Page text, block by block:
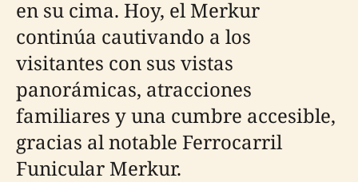
en su cima. Hoy, el Merkur
continúa cautivando a los
visitantes con sus vistas
panorámicas, atracciones
familiares y una cumbre accesible,
gracias al notable Ferrocarril
Funicular Merkur.